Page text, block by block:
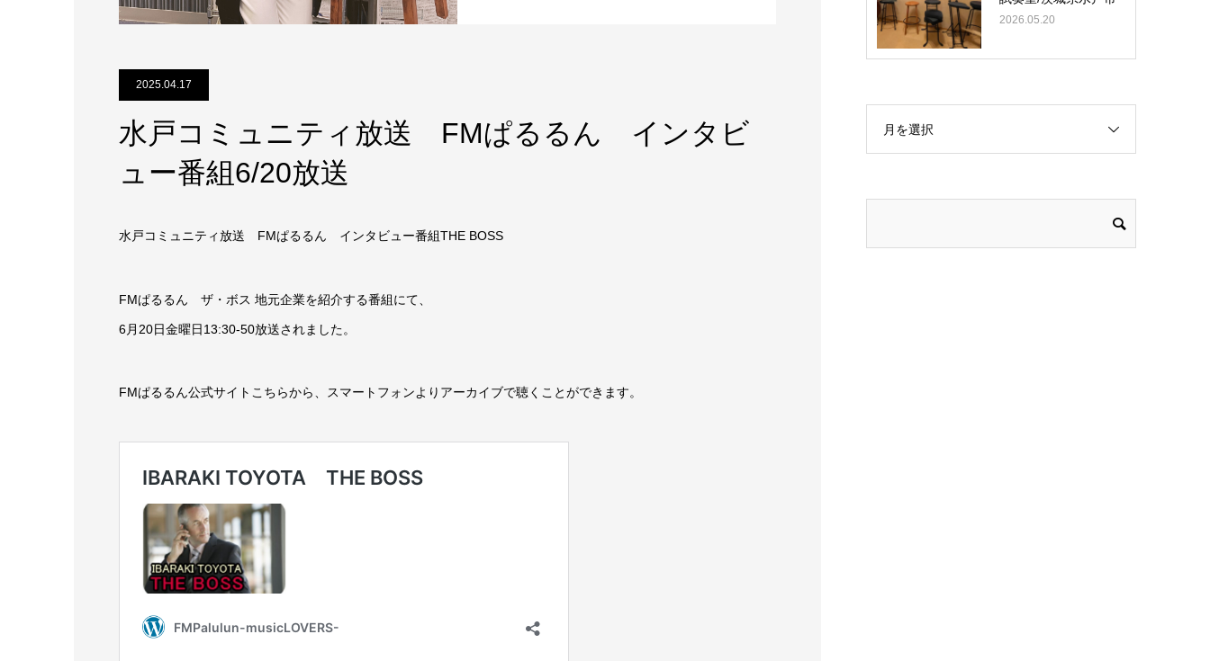
2025.04.17
水戸コミュニティ放送 FMぱるるん インタビ
ュー番組6/20放送
水戸コミュニティ放送 FMぱるるん インタビュー番組THE BOSS
FMぱるるん ザ・ボス 地元企業を紹介する番組にて、
6月20日金曜日13:30-50放送されました。
FMぱるるん公式サイトこちらから、スマートフォンよりアーカイブで聴くことができます。
2026.05.20
月を選択